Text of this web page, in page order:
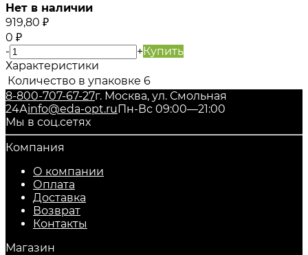
Нет в наличии
919,80 ₽
0 ₽
-
+Купить
Характеристики
Количество в упаковке 6
8-800-707-67-27г. Москва, ул. Смольная
24Аinfo@eda-opt.ruПн-Вс 09:00—21:00
Мы в соц.сетях
Компания
О компании
Оплата
Доставка
Возврат
Контакты
Магазин